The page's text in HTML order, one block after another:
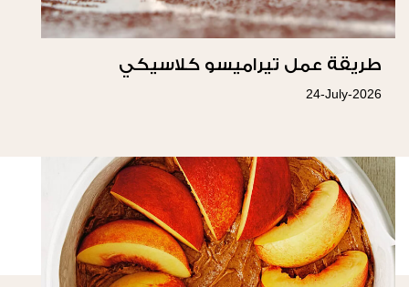
طريقة عمل تيراميسو كلاسيكي
24-July-2026